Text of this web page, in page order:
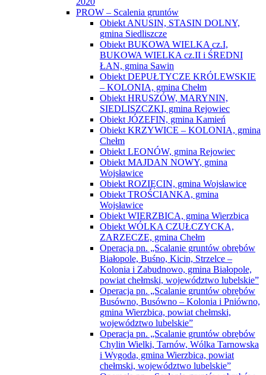
PROW – Scalenia gruntów
Obiekt ANUSIN, STASIN DOLNY,
gmina Siedliszcze
Obiekt BUKOWA WIELKA cz.I,
BUKOWA WIELKA cz.II i ŚREDNI
ŁAN, gmina Sawin
Obiekt DEPUŁTYCZE KRÓLEWSKIE
– KOLONIA, gmina Chełm
Obiekt HRUSZÓW, MARYNIN,
SIEDLISZCZKI, gmina Rejowiec
Obiekt JÓZEFIN, gmina Kamień
Obiekt KRZYWICE – KOLONIA, gmina
Chełm
Obiekt LEONÓW, gmina Rejowiec
Obiekt MAJDAN NOWY, gmina
Wojsławice
Obiekt ROZIĘCIN, gmina Wojsławice
Obiekt TROŚCIANKA, gmina
Wojsławice
Obiekt WIERZBICA, gmina Wierzbica
Obiekt WÓLKA CZUŁCZYCKA,
ZARZECZE, gmina Chełm
Operacja pn. „Scalanie gruntów obrębów
Białopole, Buśno, Kicin, Strzelce –
Kolonia i Zabudnowo, gmina Białopole,
powiat chełmski, województwo lubelskie”
Operacja pn. „Scalanie gruntów obrębów
Busówno, Busówno – Kolonia i Pniówno,
gmina Wierzbica, powiat chełmski,
województwo lubelskie”
Operacja pn. „Scalanie gruntów obrębów
Chylin Wielki, Tarnów, Wólka Tarnowska
i Wygoda, gmina Wierzbica, powiat
chełmski, województwo lubelskie”